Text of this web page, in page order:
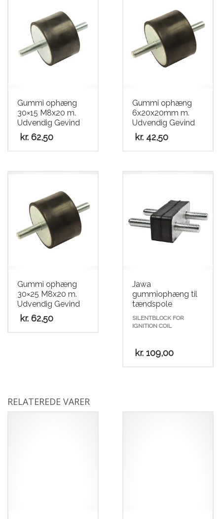
Gummi ophæng
30×15 M8x20 m.
Udvendig Gevind
kr. 62,50
Gummi ophæng
6x20x20mm m.
Udvendig Gevind
kr.42,50
Gummi ophæng
30×25 M8x20 m.
Udvendig Gevind
kr. 62,50
Jawa
gummiophæng til
tændspole
SILENTBLOCK FOR
IGNITION COIL
kr.109,00
RELATEREDE VARER